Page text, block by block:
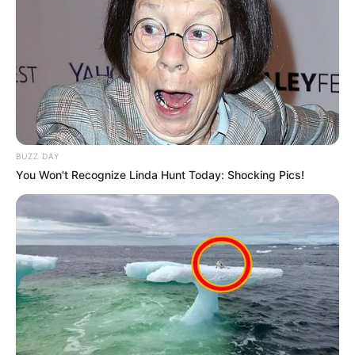
Les résultats avec l’arrivée du Quinté, et
qui est le cheval gagnant du PRIX DE MILAN
9 – 15 – 6 – 5 – 1
Qui a donné le pronostic gagnant du jour ou qui
est le plus proche de la vérité ?
Astro Chinois année du Lapin: 6 – 9 – 5 – 4 – 15 soit un
e.Quarté en 5 chevaux à *312,75 €
Astro Chinois année du Singe: 1 – 6 – 5 – 15 – 16 – 9 soit un
e.Quinté en 6 chevaux à *101,80 €
BUZZ DAY
You Won't Recognize Linda Hunt Today: Shocking Pics!